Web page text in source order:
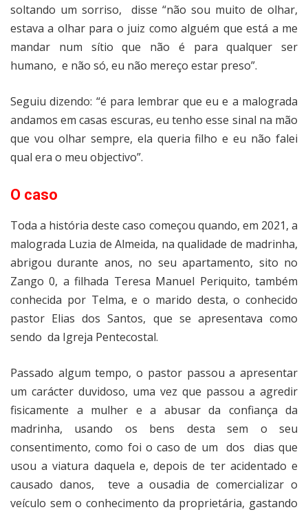
soltando um sorriso,
disse “não sou muito de olhar,
estava a olhar para o juiz como alguém que está a me
mandar num sítio que não é para qualquer ser
humano, e não só, eu não mereço estar preso”.
Seguiu dizendo: “é para lembrar que eu e a malograda
andamos em casas escuras, eu tenho esse sinal na mão
que vou olhar sempre, ela queria filho e eu não falei
qual era o meu objectivo”.
O caso
Toda a história deste caso começou quando, em 2021, a
malograda Luzia de Almeida, na qualidade de madrinha,
abrigou durante anos, no seu apartamento, sito no
Zango 0, a filhada Teresa Manuel Periquito, também
conhecida por Telma, e o marido desta, o conhecido
pastor Elias dos Santos, que se apresentava como
sendo da Igreja Pentecostal.
Passado algum tempo, o pastor passou a apresentar
um carácter duvidoso, uma vez que passou a agredir
fisicamente a mulher e a abusar da confiança da
madrinha, usando os bens desta sem o seu
consentimento, como foi o caso de um dos
dias que
usou a viatura daquela e, depois de ter acidentado e
causado danos,
teve a ousadia de comercializar o
veículo sem o conhecimento da proprietária, gastando